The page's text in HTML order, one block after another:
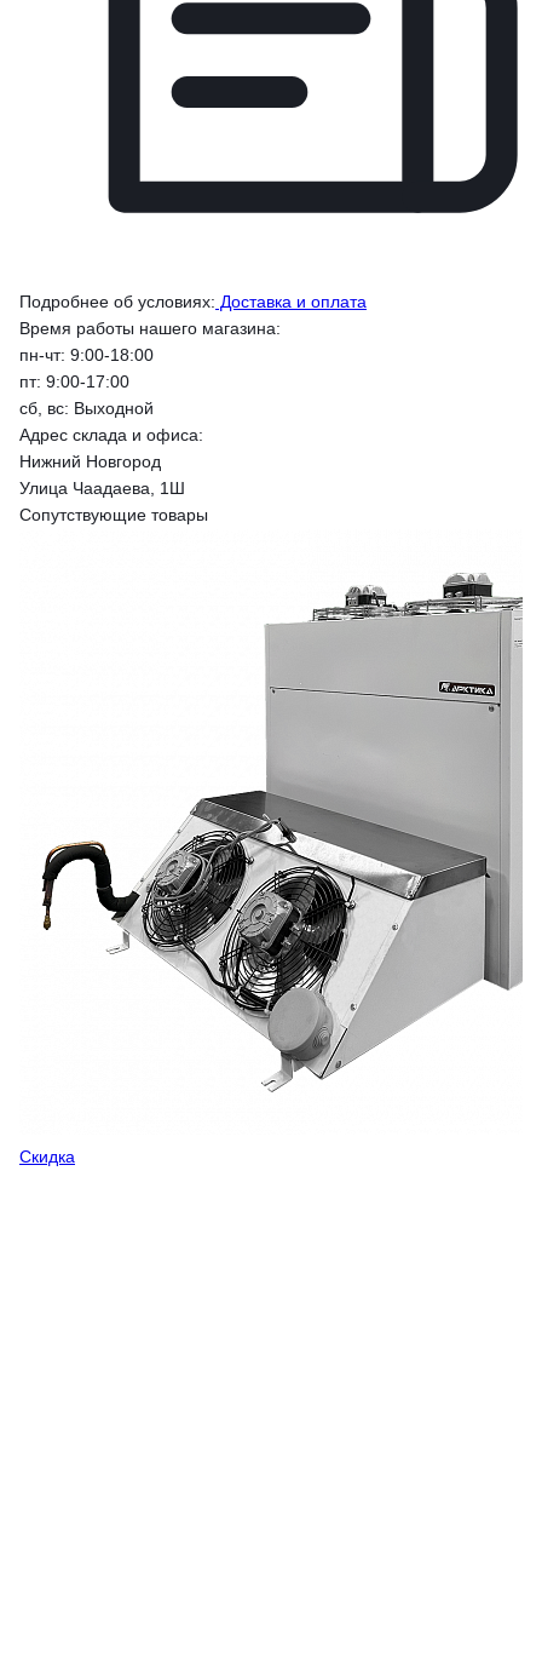
Подробнее об условиях: Доставка и оплата
Время работы нашего магазина:
пн-чт: 9:00-18:00
пт: 9:00-17:00
сб, вс: Выходной
Адрес склада и офиса:
Нижний Новгород
Улица Чаадаева, 1Ш
Сопутствующие товары
Скидка